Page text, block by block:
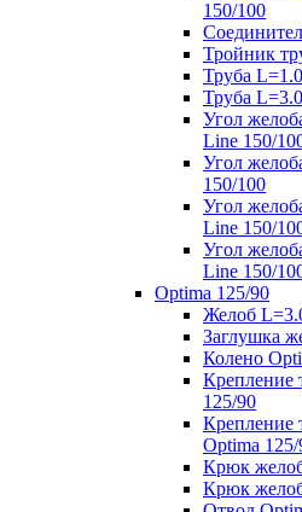
150/100
Тройник
Труба
Труба
Угол
Line 150/
Угол
150/100
Угол
Line 150/
Угол
Line 150/
Optima 125/90
Желоб
Заглушка
Колено
Крепление
125/90
Крепление
Optima 125/
Крюк
Крюк